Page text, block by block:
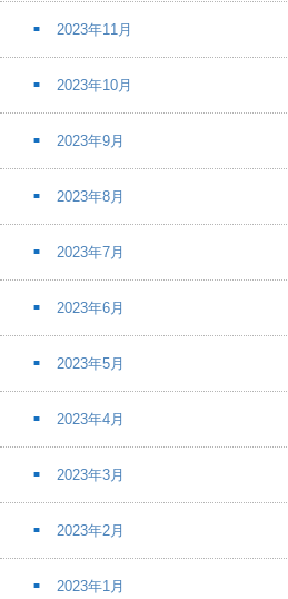
2023年11月
2023年10月
2023年9月
2023年8月
2023年7月
2023年6月
2023年5月
2023年4月
2023年3月
2023年2月
2023年1月